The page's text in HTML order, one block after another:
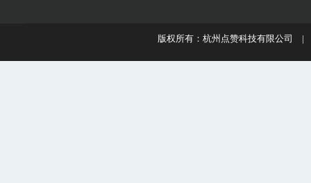
版权所有：杭州点赞科技有限公司